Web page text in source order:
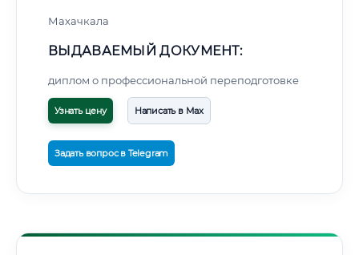
Махачкала
ВЫДАВАЕМЫЙ ДОКУМЕНТ:
диплом о профессиональной переподготовке
Узнать цену Написать в Max
Задать вопрос в Telegram